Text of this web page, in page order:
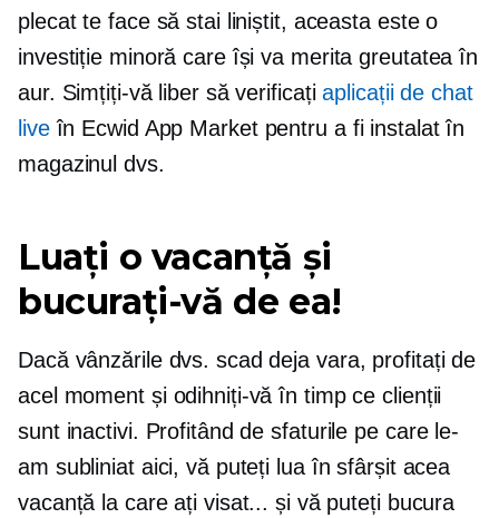
plecat te face să stai liniștit, aceasta este o
investiție minoră care își va merita greutatea în
aur. Simțiți-vă liber să verificațiaplicații de chat
liveîn Ecwid App Market pentru a fi instalat în
magazinul dvs.
Luați o vacanță și
bucurați-vă de ea!
Dacă vânzările dvs. scad deja vara, profitați de
acel moment și odihniți-vă în timp ce clienții
sunt inactivi. Profitând de sfaturile pe care le-
am subliniat aici, vă puteți lua în sfârșit acea
vacanță la care ați visat... și vă puteți bucura